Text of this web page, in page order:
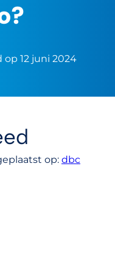
12 juni 2024
op: dbc